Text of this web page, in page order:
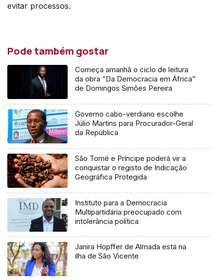
evitar processos.
Pode também gostar
Começa amanhã o ciclo de leitura
da obra “Da Democracia em África”
de Domingos Simões Pereira
Governo cabo-verdiano escolhe
Júlio Martins para Procurador-Geral
da República
São Tomé e Príncipe poderá vir a
conquistar o registo de Indicação
Geográfica Protegida
Instituto para a Democracia
Multipartidária preocupado com
intolerância política
Janira Hopffer de Almada está na
ilha de São Vicente